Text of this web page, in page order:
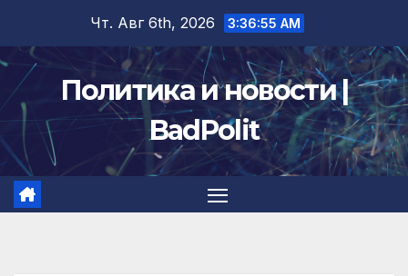
содержимому
Чт. Авг 6th, 2026 3:36:56 AM
Политика и новости |
BadPolit